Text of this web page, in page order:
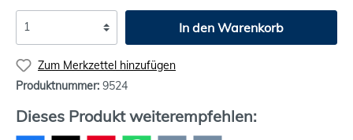
In den Warenkorb
Zum Merkzettel hinzufügen
Produktnummer: 9524
Dieses Produkt weiterempfehlen: